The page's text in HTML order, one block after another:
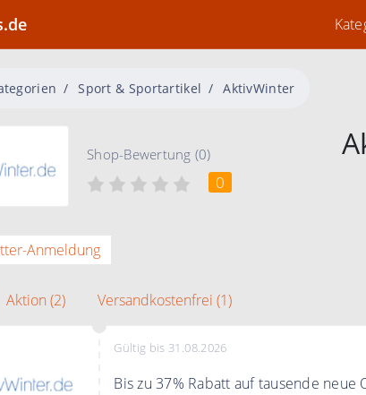
Sport & Sportartikel AktivWinter
Shop-Bewertung (0)
0
Anmeldung
Aktion (2) Versandkostenfrei (1)
Gültig bis 31.08.2026
Bis zu 37% Rabatt auf tausende neue